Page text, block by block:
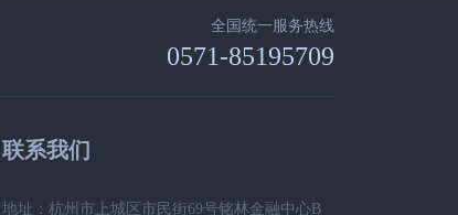
全国统一服务热线
0571-85195709
联系我们
地址：杭州市上城区市民街69号铭林金融中心B